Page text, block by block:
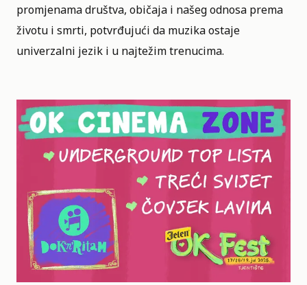
promjenama društva, običaja i našeg odnosa prema
životu i smrti, potvrđujući da muzika ostaje
univerzalni jezik i u najtežim trenucima.